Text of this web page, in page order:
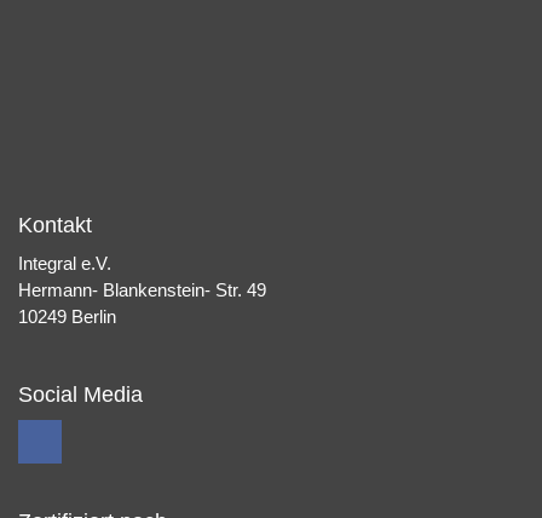
Kontakt
Integral e.V.
Hermann- Blankenstein- Str. 49
10249 Berlin
Social Media